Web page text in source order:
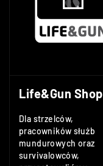
Life&Gun Shop
Dla strzelców,
pracowników służb
mundurowych oraz
survivalowców,